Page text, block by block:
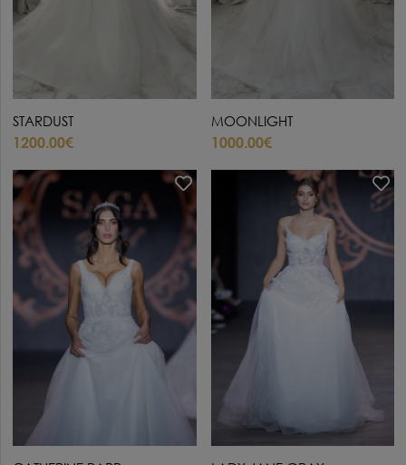
STARDUST
1200.00€
MOONLIGHT
1000.00€